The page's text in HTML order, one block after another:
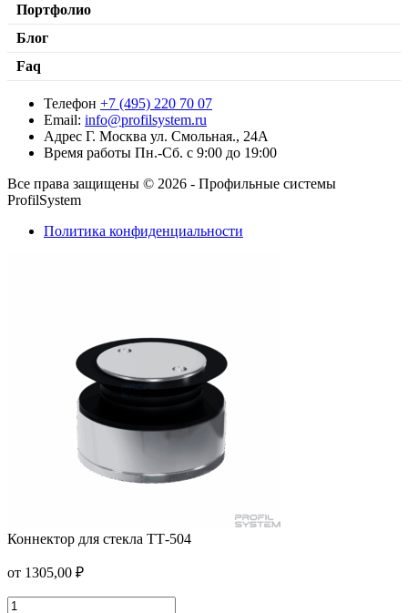
Петля с фаской T-301
1300,00₽ В корзину
Уплотнительный профиль T-201
от 108,00₽/пог.м.
Портфолио
Блог
Faq
Телефон +7 (495) 220 70 07
Email: info@profilsystem.ru
Адрес Г. Москва ул. Смольная., 24А
Время работы Пн.-Сб. с 9:00 до 19:00
Все права защищены © 2026 - Профильные системы
ProfilSystem
Политика конфиденциальности
Коннектор для стекла ТТ-504
от 1305,00 ₽
Коннектор